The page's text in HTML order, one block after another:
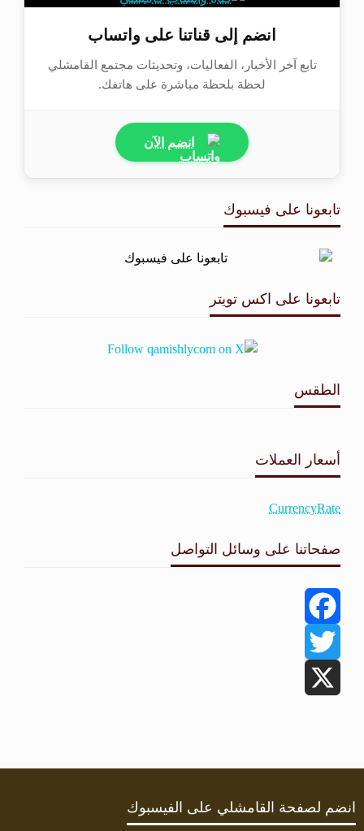
انضم إلى قناتنا على واتساب
تابع آخر الأخبار، الفعاليات، وتحديثات مجتمع القامشلي
لحظة بلحظة مباشرة على هاتفك.
انضم الآن
تابعونا على فيسبوك
تابعونا على اكس تويتر
الطقس
أسعار العملات
CurrencyRate
صفحاتنا على وسائل التواصل
Facebook
Twitter
انضم لصفحة القامشلي على الفيسبوك